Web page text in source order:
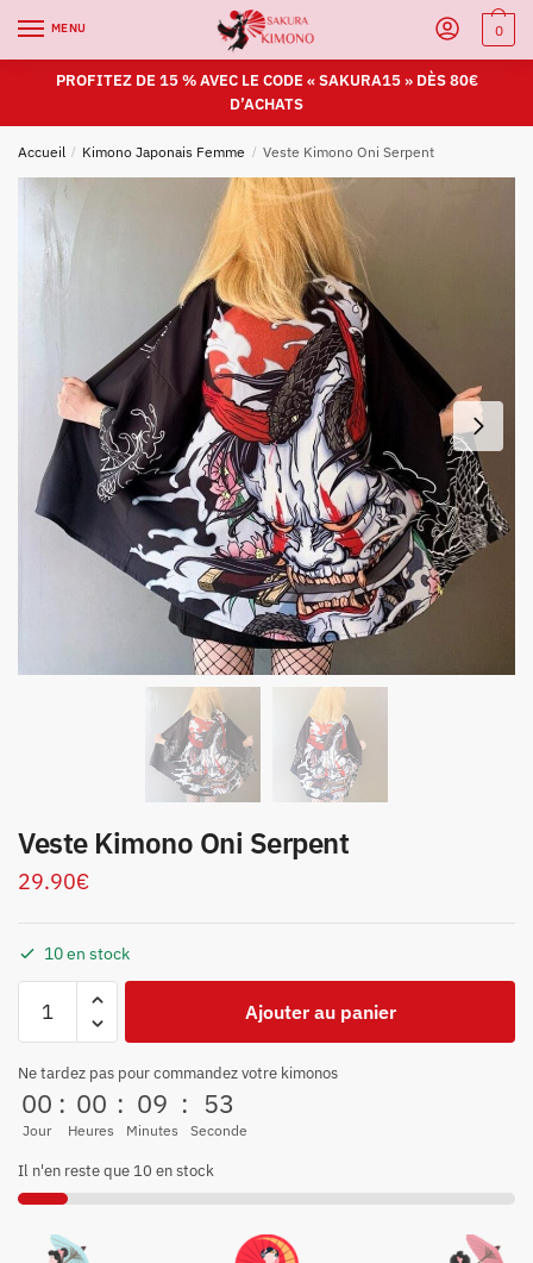
MENU 0
PROFITEZ DE 15 % AVEC LE CODE « SAKURA15 » DÈS 80€
D’ACHATS
Accueil / Kimono Japonais Femme / Veste Kimono Oni Serpent
Veste Kimono Oni Serpent
29.90€
10 en stock
Ajouter au panier
Ne tardez pas pour commandez votre kimonos
00
Jour
: 00
Heures
: 09
Minutes
: 53
Seconde
Il n'en reste que 10 en stock